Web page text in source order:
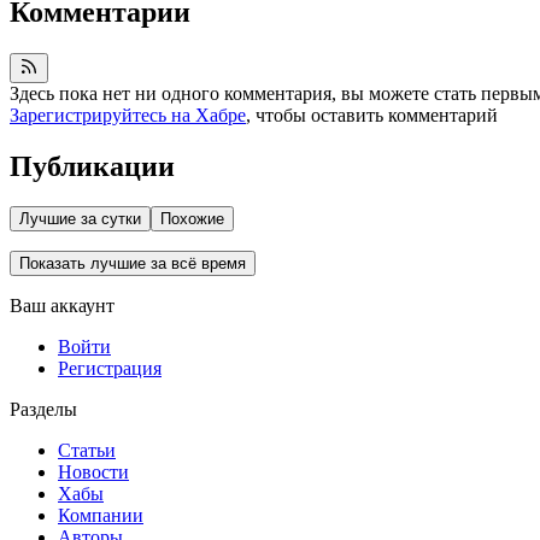
Комментарии
Здесь пока нет ни одного комментария, вы можете стать
Зарегистрируйтесь на Хабре, чтобы оставить комментарий
Публикации
Лучшие за сутки Похожие
Показать лучшие за всё время
Ваш аккаунт
Войти
Регистрация
Разделы
Статьи
Новости
Хабы
Компании